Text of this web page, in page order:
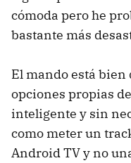
cómoda pero he
bastante más
El mando está
opciones propias
inteligente y sin
como meter un
Android TV y no